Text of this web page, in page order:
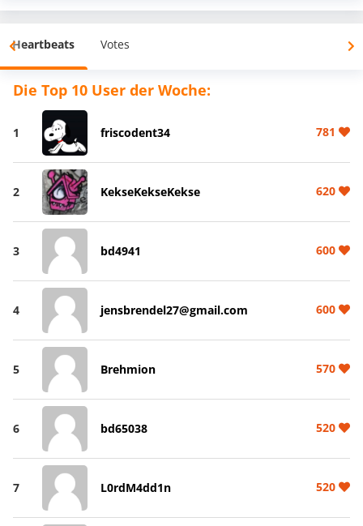
Heartbeats Votes
Die Top 10 User der Woche:
1 friscodent34 781
2 KekseKekseKekse 620
3 bd4941 600
4 jensbrendel27@gmail.com 600
5 Brehmion 570
6 bd65038 520
7 L0rdM4dd1n 520